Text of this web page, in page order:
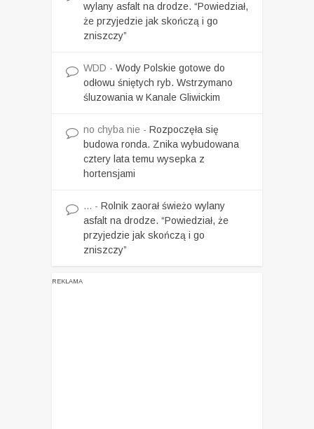
wylany asfalt na drodze. “Powiedział,
że przyjedzie jak skończą i go
zniszczy”
WDD - Wody Polskie gotowe do
odłowu śniętych ryb. Wstrzymano
śluzowania w Kanale Gliwickim
no chyba nie - Rozpoczęła się
budowa ronda. Znika wybudowana
cztery lata temu wysepka z
hortensjami
... - Rolnik zaorał świeżo wylany
asfalt na drodze. “Powiedział, że
przyjedzie jak skończą i go
zniszczy”
REKLAMA